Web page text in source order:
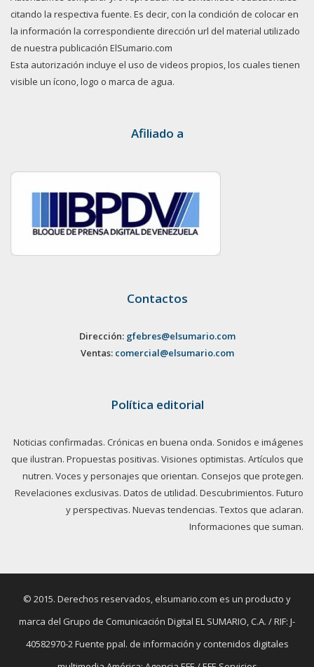
citando la respectiva fuente. Es decir, con la condición de colocar en
la información la correspondiente dirección url del material utilizado
de nuestra publicación ElSumario.com
Esta autorización incluye el uso de videos propios, los cuales tienen
visible un ícono, logo o marca de agua.
Afiliado a
Contactos
Dirección: gfebres@elsumario.com
Ventas: comercial@elsumario.com
Política editorial
Noticias confirmadas. Crónicas en buena onda. Sonidos e imágenes
que ilustran. Propuestas positivas. Visiones optimistas. Artículos que
nutren. Voces y personajes que orientan. Consejos que protegen.
Revelaciones exclusivas. Datos de utilidad. Descubrimientos. Futuro
y perspectivas. Nuevas tendencias. Textos que aclaran.
Informaciones que suman.
© 2015. Derechos reservados, elsumario.com es un producto y
marca del Grupo de Comunicación Digital EL SUMARIO, C.A. / RIF: J-
40582970-2 Fuente ppal. de información y contenidos digitales